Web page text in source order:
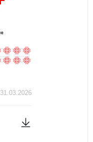
31.03.2026